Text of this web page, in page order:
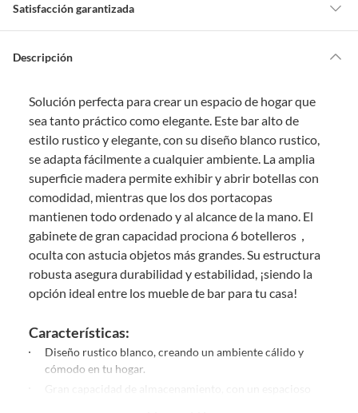
Satisfacción garantizada
de la compra.
comprado por internet y que hay ciertas categorías que no tienen este
derecho:
Productos que, por su naturaleza, no puedan ser devueltos,
puedan deteriorarse o caducar con rapidez.
Confeccionados a la medida.
De uso personal.
En sodimac.cl te damos30 días desde que recibes el producto. Debe
estar en perfecto estado, con todas sus etiquetas y sin uso, tal como te lo
entregamos.
Productos digitales que se entregan a través de una descarga
electrónica, por ejemplo, cupones de experiencia o programas
Productos a pedido o confeccionados a medida.
Productos que han sido informados como imperfectos, usados,
reparados, abiertos, de segunda selección, remanufacturados o
Descripción
Solución perfecta para crear un espacio de hogar que
sea tanto práctico como elegante. Este bar alto de
estilo rustico y elegante, con su diseño blanco rustico,
se adapta fácilmente a cualquier ambiente. La amplia
superficie madera permite exhibir y abrir botellas con
comodidad, mientras que los dos portacopas
mantienen todo ordenado y al alcance de la mano. El
gabinete de gran capacidad prociona 6 botelleros，
oculta con astucia objetos más grandes. Su estructura
robusta asegura durabilidad y estabilidad, ¡siendo la
opción ideal entre los mueble de bar para tu casa!
Características:
Diseño rustico blanco, creando un ambiente cálido y
cómodo en tu hogar.